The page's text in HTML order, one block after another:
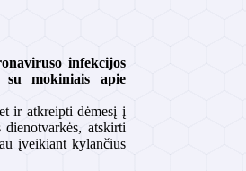
infekcijos
su mokiniais apie
ir atkreipti dėmesį į
atskirti
įveikiant kylančius